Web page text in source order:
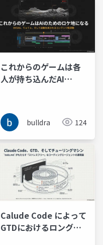
これからのゲームは各
人が持ち込んだAI
切り抜き動画を生成す
るためのロケ地となる
bulldra 124
Calude Code によって
GTDにおけるロング